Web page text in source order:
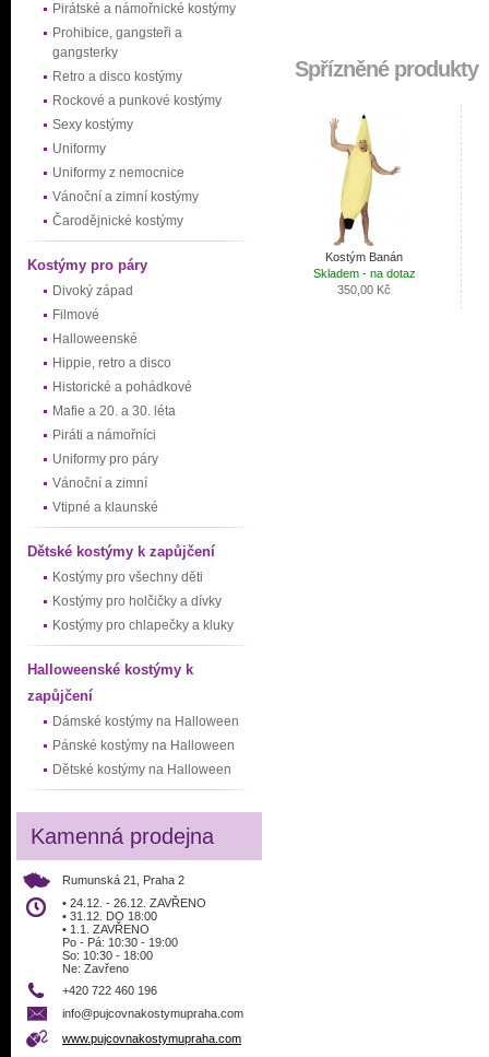
Pirátské a námořnické kostýmy
Prohibice, gangsteři a
gangsterky
Retro a disco kostýmy
Rockové a punkové kostýmy
Sexy kostýmy
Uniformy
Uniformy z nemocnice
Vánoční a zimní kostýmy
Čarodějnické kostýmy
Kostýmy pro páry
Divoký západ
Filmové
Halloweenské
Hippie, retro a disco
Historické a pohádkové
Mafie a 20. a 30. léta
Piráti a námořníci
Uniformy pro páry
Vánoční a zimní
Vtipné a klaunské
Dětské kostýmy k zapůjčení
Kostýmy pro všechny děti
Kostýmy pro holčičky a dívky
Kostýmy pro chlapečky a kluky
Halloweenské kostýmy k
zapůjčení
Dámské kostýmy na Halloween
Pánské kostýmy na Halloween
Dětské kostýmy na Halloween
Kamenná prodejna
Rumunská 21, Praha 2
• 24.12. - 26.12. ZAVŘENO
• 31.12. DO 18:00
• 1.1. ZAVŘENO
Po - Pá: 10:30 - 19:00
So: 10:30 - 18:00
Ne: Zavřeno
+420 722 460 196
info@pujcovnakostymupraha.com
www.pujcovnakostymupraha.com
Spřízněné produkty
Kostým Banán
Skladem - na dotaz
350,00 Kč